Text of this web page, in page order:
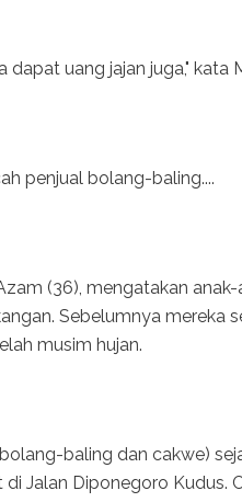
uang jajan juga," kata
penjual bolang-baling....
(36), mengatakan
Sebelumnya mereka
musim hujan.
baling dan cakwe)
Jalan Diponegoro Kudus.